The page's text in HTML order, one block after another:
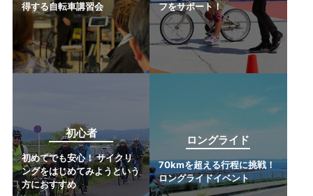
得する自転車講習会
フをサポート！
初心者
初めてでも安心！ サイクリ
ングをはじめてみようという
方におすすめ
ロングライド
70kmを超える行程に挑戦！
ロングライドイベント